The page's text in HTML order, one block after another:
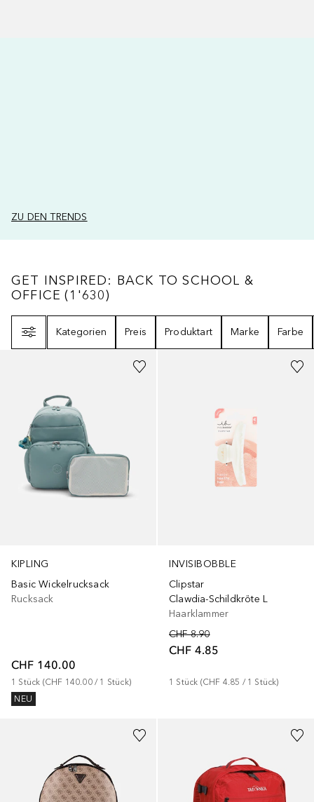
ZU DEN TRENDS
GET INSPIRED: BACK TO SCHOOL &
GET INSPIRED: BACK TO SCHOOL &
OFFICE (1'630)
Kategorien
Preis Produktart Marke Farbe
KIPLING
Basic Wickelrucksack
Rucksack
CHF 140.00
1 Stück (CHF 140.00 / 1 Stück)
NEU
+
INVISIBOBBLE
Clipstar
Clawdia-Schildkröte L
Haarklammer
CHF 8.90
CHF 4.85
1 Stück (CHF 4.85 / 1 Stück)